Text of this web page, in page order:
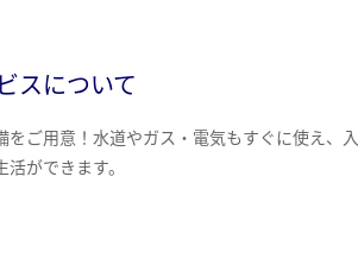
スについて
をご用意！水道やガス・電気もすぐに使え、入
ができます。